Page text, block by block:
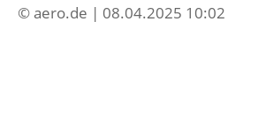
© aero.de | 08.04.2025 10:02